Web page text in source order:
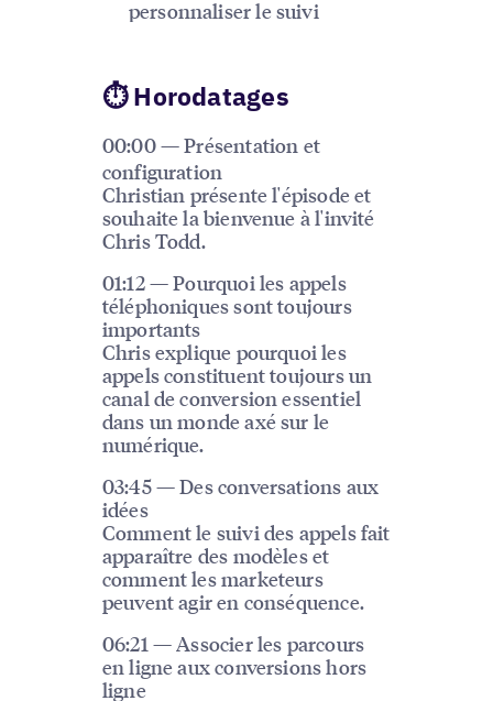
personnaliser le suivi
⏱ Horodatages
00:00 — Présentation et
configuration
Christian présente l'épisode et
souhaite la bienvenue à l'invité
Chris Todd.
01:12 — Pourquoi les appels
téléphoniques sont toujours
importants
Chris explique pourquoi les
appels constituent toujours un
canal de conversion essentiel
dans un monde axé sur le
numérique.
03:45 — Des conversations aux
idées
Comment le suivi des appels fait
apparaître des modèles et
comment les marketeurs
peuvent agir en conséquence.
06:21 — Associer les parcours
en ligne aux conversions hors
ligne